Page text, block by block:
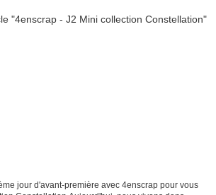
jour d'avant-première avec 4enscrap pour vous